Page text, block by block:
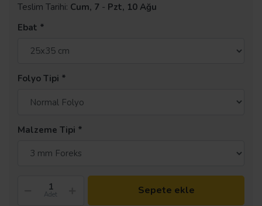
Teslim Tarihi: Cum, 7 - Pzt, 10 Ağu
Ebat
Folyo Tipi
Malzeme Tipi
Adet Sepete ekle